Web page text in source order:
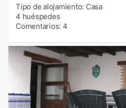
Tipo de alojamiento: Casa
4 huéspedes
Comentarios: 4